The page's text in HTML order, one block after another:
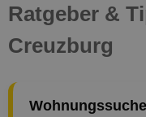
Ratgeber &
Creuzburg